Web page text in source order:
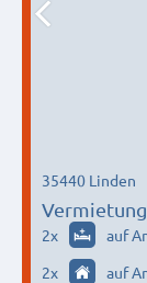
Sleep)
35440 Linden
2x auf
2x auf